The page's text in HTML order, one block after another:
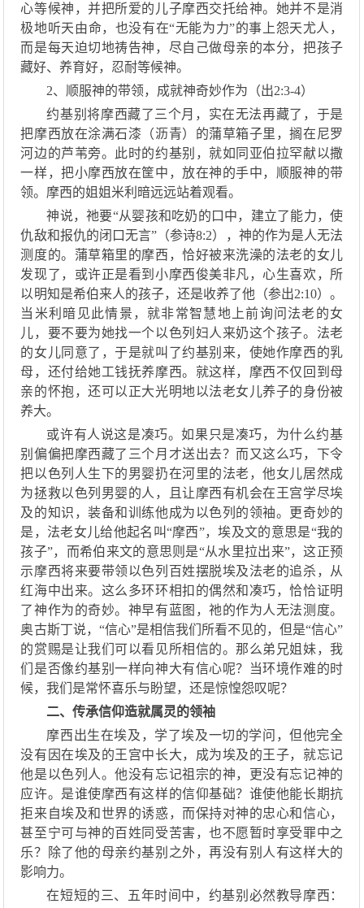
心等候神，并把所爱的儿子摩西交托给神。她并不是消
极地听天由命，也没有在“无能为力”的事上怨天尤人，
而是每天迫切地祷告神，尽自己做母亲的本分，把孩子
藏好、养育好，忍耐等候神。
2、 顺服神的带领，成就神奇妙作为（出2:3-4）
约基别将摩西藏了三个月，实在无法再藏了， 于是
把摩西放在涂满石漆（沥青） 的蒲草箱子里 ，搁在尼罗
河边的芦苇旁。此时的约基别，就如同亚伯拉罕献以撒
一样，把小摩西放在筐中，放在神的手中，顺服神的带
领。摩西的姐姐米利暗远远站着观看。
神说，祂要“从婴孩和吃奶的口中，建立了能力，使
仇敌和报仇的闭口无言”（参诗8:2），神的作为是人无法
测度的。蒲草箱里的摩西，恰好被来洗澡的法老的女儿
发现了，或许正是看到小摩西俊美非凡，心生喜欢，所
以明知是希伯来人的孩子，还是收养了他（参出2:10）。
当米利暗见此情景，就非常智慧地上前询问法老的女
儿，要不要为她找一个以色列妇人来奶这个孩子。法老
的女儿同意了，于是就叫了约基别来，使她作摩西的乳
母，还付给她工钱抚养摩西。就这样，摩西不仅回到母
亲的怀抱，还可以正大光明地以法老女儿养子的身份被
养大。
或许有人说这是凑巧。如果只是凑巧，为什么约基
别偏偏把摩西藏了三个月才送出去？而又这么巧 ， 下令
把以色列人生下的男婴扔在河里的法老，他女儿居然成
为拯救以色列男婴的人，且让摩西有机会在王宫学尽埃
及的知识 ，装备和训练他成为以色列 的领袖。更奇妙的
是，法老女儿给他起名叫“摩西”，埃及文的意思是“我的
孩子”，而希伯来文的意思则 是“从水里拉出来”，这正预
示摩西将来要带领以色列百姓摆脱埃及法老的追杀 ，
从
红海中出来。这么多环环相扣的偶然和凑巧，恰恰证明
了神作为的奇妙。神早有蓝图，祂的作为人无法测度。
奥古斯丁说， “信心”是相信我们所看不见的，但是“信心”
的赏赐是让我们可以看见所相信的。那么弟兄姐妹，我
们是否像约基别一样向神大有信心呢？当环境作难的时
候，我们是常怀喜乐与盼望，还是惊惶怨叹呢？
二、传承信仰造就属灵的领袖
摩西出生在埃及，学了埃及一切的学问 ，但他完全
没有因在埃及的王宫中长大，成为埃及的王子，就忘记
他是以色列人。他没有忘记祖宗的神，更没有忘记神的
应许。 是谁使摩西有这样的信仰基础？ 谁使他能长期抗
拒来自埃及和世界的诱惑，而保持对神的忠心和信心，
甚至宁可与神的百姓同受苦害，也不愿暂时享受罪中之
乐？ 除了他的母亲约基别之外，再没有别人有这样大的
影响力。
在短短的三、 五年时间中，约基别 必然教导摩西：